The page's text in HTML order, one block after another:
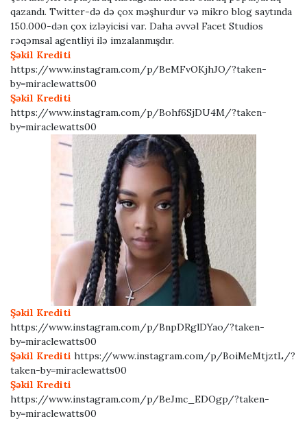
qazandı. Twitter-də də çox məşhurdur və mikro blog saytında
150.000-dən çox izləyicisi var. Daha əvvəl Facet Studios
rəqəmsal agentliyi ilə imzalanmışdır.
Şəkil Krediti
https://www.instagram.com/p/BeMFvOKjhJO/?taken-
by=miraclewatts00
Şəkil Krediti
https://www.instagram.com/p/Bohf6SjDU4M/?taken-
by=miraclewatts00
Şəkil Krediti
https://www.instagram.com/p/BnpDRglDYao/?taken-
by=miraclewatts00
Şəkil Krediti https://www.instagram.com/p/BoiMeMtjztL/?
taken-by=miraclewatts00
Şəkil Krediti
https://www.instagram.com/p/BeJmc_EDOgp/?taken-
by=miraclewatts00